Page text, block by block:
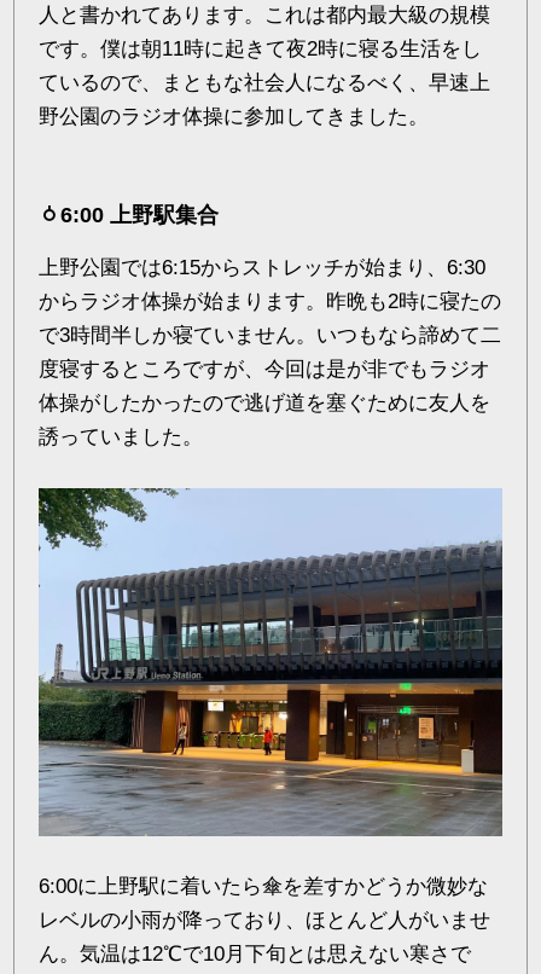
人と書かれてあります。これは都内最大級の規模
です。僕は朝11時に起きて夜2時に寝る生活をし
ているので、まともな社会人になるべく、早速上
野公園のラジオ体操に参加してきました。
6:00 上野駅集合
上野公園では6:15からストレッチが始まり、6:30
からラジオ体操が始まります。昨晩も2時に寝たの
で3時間半しか寝ていません。いつもなら諦めて二
度寝するところですが、今回は是が非でもラジオ
体操がしたかったので逃げ道を塞ぐために友人を
誘っていました。
6:00に上野駅に着いたら傘を差すかどうか微妙な
レベルの小雨が降っており、ほとんど人がいませ
ん。気温は12℃で10月下旬とは思えない寒さで